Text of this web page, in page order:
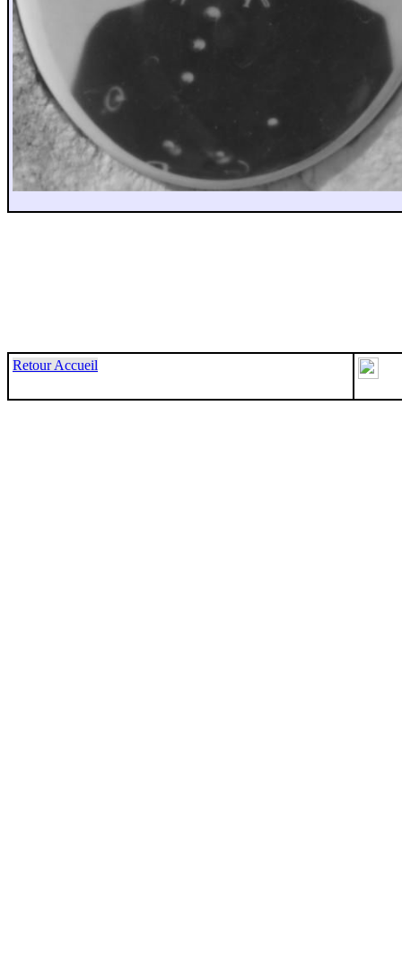
Retour Accueil